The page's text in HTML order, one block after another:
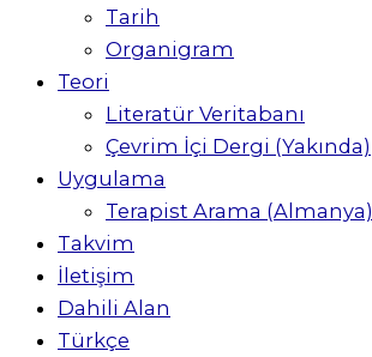
Tarih
Organigram
Teori
Literatür Veritabanı
Çevrim İçi Dergi (Yakında)
Uygulama
Terapist Arama (Almanya)
Takvim
İletişim
Dahili Alan
Türkçe